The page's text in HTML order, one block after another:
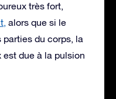
très fort,
alors que si le
parties du corps, la
due à la pulsion